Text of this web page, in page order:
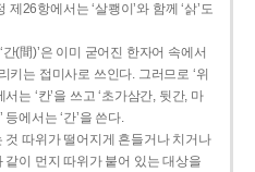
26항에서는 ‘살쾡이’와 함께 ‘삵’도
(間)’은 이미 굳어진 한자어 속에서
키는 접미사로 쓰인다. 그러므로 ‘위
는 ‘칸’을 쓰고 ‘초가삼간, 뒷간, 마
에서는 ‘간’을 쓴다.
것 따위가 떨어지게 흔들거나 치거나
같이 먼지 따위가 붙어 있는 대상을